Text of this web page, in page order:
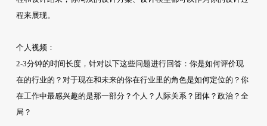
程来展现。
个人视频：
2-3分钟的时间长度，针对以下这些问题进行回答：你是如何评价现
在的行业的？对于现在和未来的你在行业里的角色是如何定位的？你
在工作中最感兴趣的是那一部分？个人？人际关系？团体？政治？全
局？